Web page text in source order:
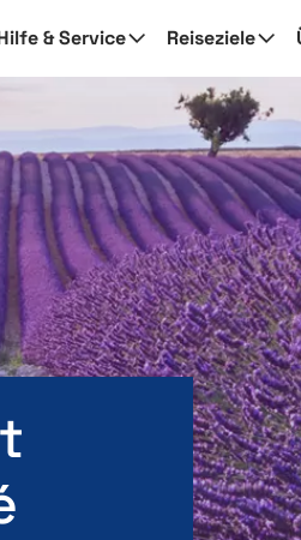
& Service Reiseziele